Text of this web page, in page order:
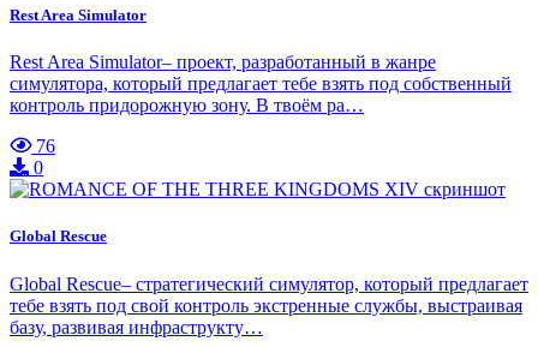
Rest Area Simulator
Rest Area Simulator– проект, разработанный в жанре
симулятора, который предлагает тебе взять под собственный
контроль придорожную зону. В твоём ра…
76
0
Global Rescue
Global Rescue– стратегический симулятор, который предлагает
тебе взять под свой контроль экстренные службы, выстраивая
базу, развивая инфраструкту…